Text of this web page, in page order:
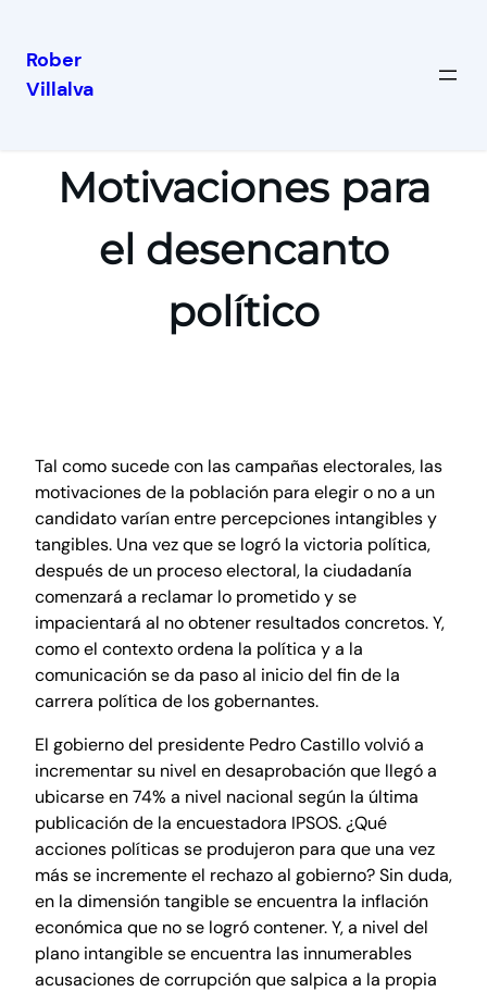
Rober
Villalva
Motivaciones para
el desencanto
político
Tal como sucede con las campañas electorales, las
motivaciones de la población para elegir o no a un
candidato varían entre percepciones intangibles y
tangibles. Una vez que se logró la victoria política,
después de un proceso electoral, la ciudadanía
comenzará a reclamar lo prometido y se
impacientará al no obtener resultados concretos. Y,
como el contexto ordena la política y a la
comunicación se da paso al inicio del fin de la
carrera política de los gobernantes.
El gobierno del presidente Pedro Castillo volvió a
incrementar su nivel en desaprobación que llegó a
ubicarse en 74% a nivel nacional según la última
publicación de la encuestadora IPSOS. ¿Qué
acciones políticas se produjeron para que una vez
más se incremente el rechazo al gobierno? Sin duda,
en la dimensión tangible se encuentra la inflación
económica que no se logró contener. Y, a nivel del
plano intangible se encuentra las innumerables
acusaciones de corrupción que salpica a la propia